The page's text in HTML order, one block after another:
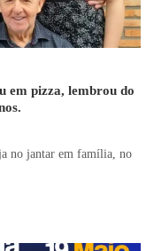
em pizza, lembrou do
no jantar em família, no